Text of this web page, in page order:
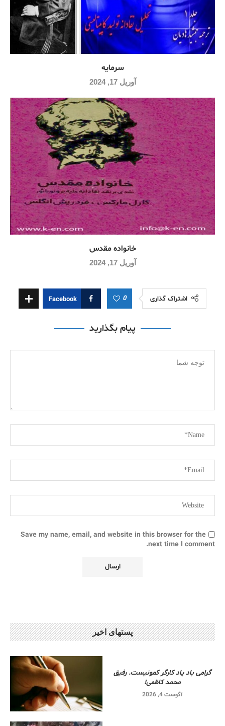
سرمایه
آوریل 17, 2024
خانواده مقدس
آوریل 17, 2024
اشتراک گذاری 0
Facebook
پیام بگذارید
Save my name, email, and website in this browser for the
next time I comment.
پستهای اخیر
گرامی باد یاد کارگر کمونیست. رفیق
محمد کاظمی!
آگوست 4, 2026